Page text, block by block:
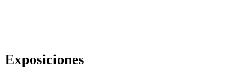
Exposiciones